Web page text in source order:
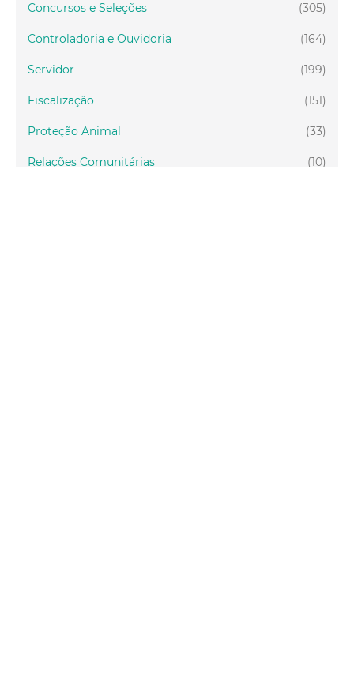
(305)
Concursos e Seleções
(164)
Controladoria e Ouvidoria
(199)
Servidor
(151)
Fiscalização
(33)
Proteção Animal
(10)
Relações Comunitárias